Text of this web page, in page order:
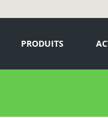
PRODUITS